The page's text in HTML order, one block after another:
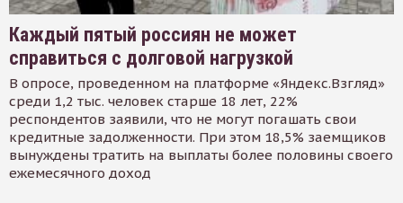
Каждый пятый россиян не может
справиться с долговой нагрузкой
В опросе, проведенном на платформе «Яндекс.Взгляд»
среди 1,2 тыс. человек старше 18 лет, 22%
респондентов заявили, что не могут погашать свои
кредитные задолженности. При этом 18,5% заемщиков
вынуждены тратить на выплаты более половины своего
ежемесячного доход